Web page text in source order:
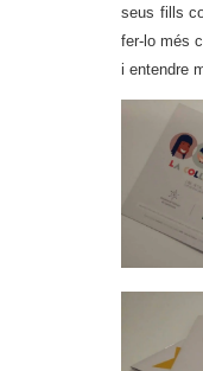
seus fills
fer-lo més
i entendre